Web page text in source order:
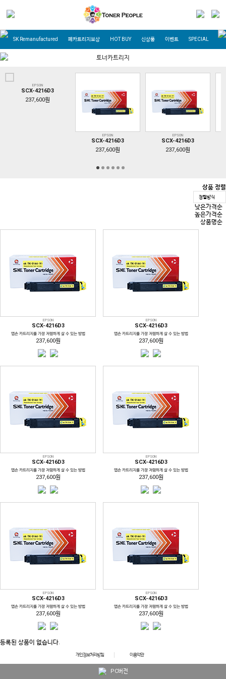
SK Remanufactured 폐카트리지보상 HOT BUY 신상품 이벤트 SPECIAL OFFER
토너카트리지
EPSON
SCX-4216D3
237,600원
EPSON
SCX-4216D3
237,600원
EPSON
SCX-4216D3
237,600원
상품 정렬
정렬방식
낮은가격순
높은가격순
상품명순
EPSON
SCX-4216D3
앱손 카트리지를 가장 저렴하게 살 수 있는 방법
237,600원
EPSON
SCX-4216D3
앱손 카트리지를 가장 저렴하게 살 수 있는 방법
237,600원
EPSON
SCX-4216D3
앱손 카트리지를 가장 저렴하게 살 수 있는 방법
237,600원
EPSON
SCX-4216D3
앱손 카트리지를 가장 저렴하게 살 수 있는 방법
237,600원
EPSON
SCX-4216D3
앱손 카트리지를 가장 저렴하게 살 수 있는 방법
237,600원
EPSON
SCX-4216D3
앱손 카트리지를 가장 저렴하게 살 수 있는 방법
237,600원
등록된 상품이 없습니다.
개인정보처리방침 이용약관
PC버전